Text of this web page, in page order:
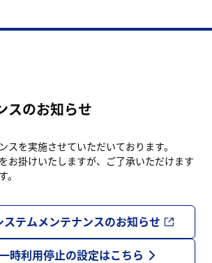
スのお知らせ
スを実施させていただいております。
お掛けいたしますが、ご了承いただけます
。
ステムメンテナンスのお知らせ
時利用停止の設定はこちら